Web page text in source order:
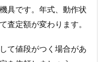
具です。年式、動作状
査定額が変わります。
て値段がつく場合があ